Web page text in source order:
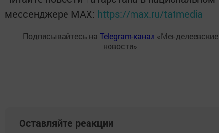
мессенджере MАХ: https://max.ru/tatmedia
Подписывайтесь на Telegram-канал «Менделеевские
новости»
Оставляйте реакции